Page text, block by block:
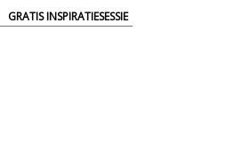
GRATIS INSPIRATIESESSIE